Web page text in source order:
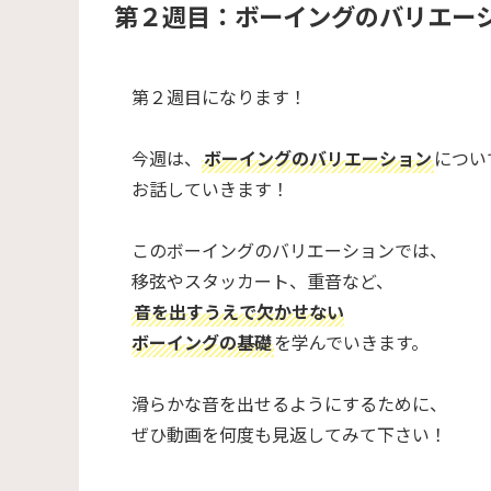
​第２週目：​ ボーイングのバリエー
第２週目になります！
今週は、 ボーイングのバリエーションについ
お話していきます！
このボーイングのバリエーションでは、
移弦やスタッカート、重音など、
音を出すうえで欠かせない
ボーイングの基礎を学んでいきます。
​滑らかな音を出せるようにするために、
ぜひ動画を何度も見返してみて下さい！